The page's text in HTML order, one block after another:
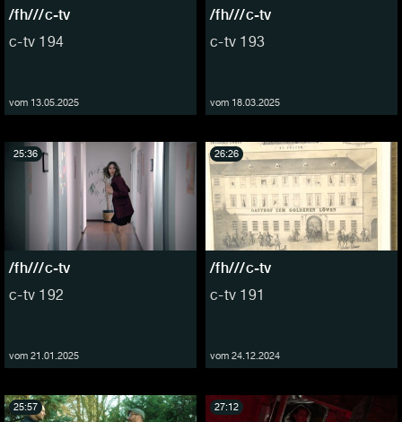
/fh///c-tv
c-tv 194
vom 13.05.2025
/fh///c-tv
c-tv 193
vom 18.03.2025
/fh///c-tv
c-tv 192
vom 21.01.2025
25:36
/fh///c-tv
c-tv 191
vom 24.12.2024
26:26
25:57 27:12